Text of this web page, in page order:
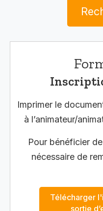
Imprimer le
à l’animateur/
Pour bénéficier
nécessaire de
Télécharger
sortie